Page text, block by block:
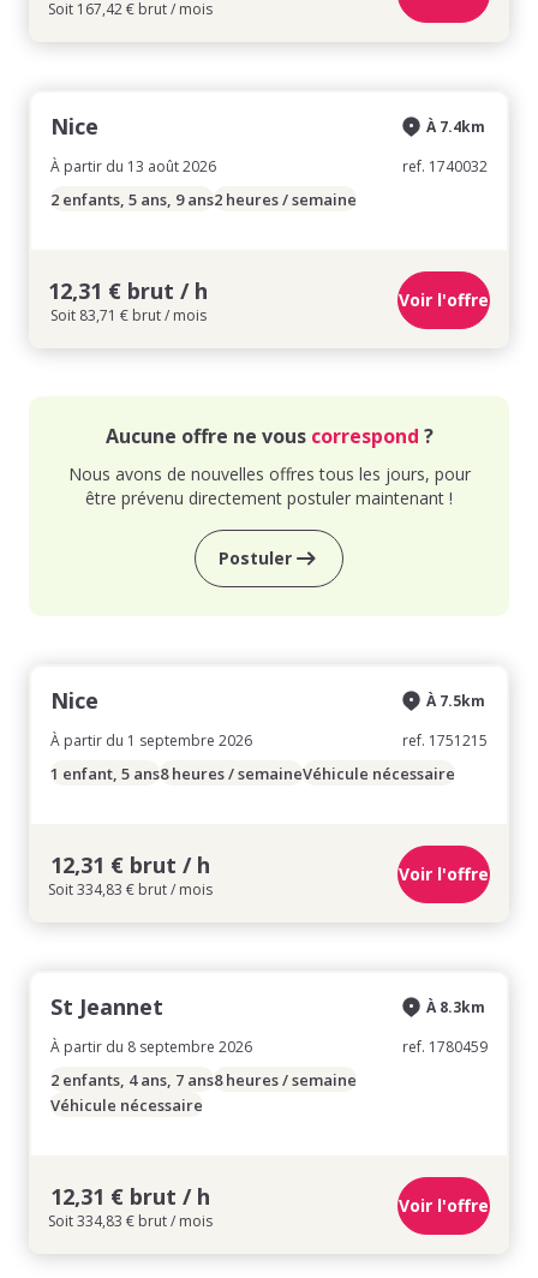
Soit 167,42 € brut / mois
Nice
À partir du 13 août 2026
À 7.4km
ref. 1740032
2 enfants, 5 ans, 9 ans2 heures / semaine
12,31 € brut / h
Soit 83,71 € brut / mois
Voir l'offre
Aucune offre ne vous correspond ?
Nous avons de nouvelles offres tous les jours, pour
être prévenu directement postuler maintenant !
Postuler
Nice
À partir du 1 septembre 2026
À 7.5km
ref. 1751215
1 enfant, 5 ans8 heures / semaineVéhicule nécessaire
12,31 € brut / h
Soit 334,83 € brut / mois
Voir l'offre
St Jeannet
À partir du 8 septembre 2026
À 8.3km
ref. 1780459
2 enfants, 4 ans, 7 ans8 heures / semaine
Véhicule nécessaire
12,31 € brut / h
Soit 334,83 € brut / mois
Voir l'offre